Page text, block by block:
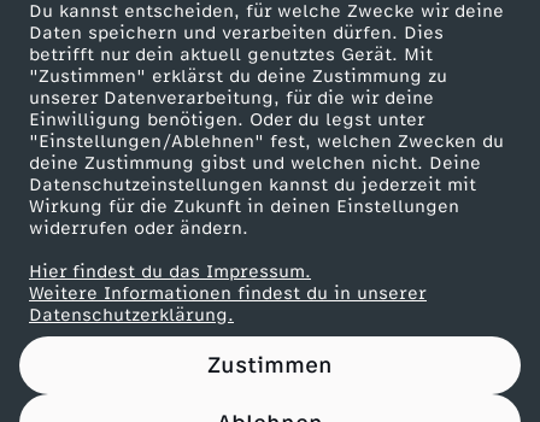
Du kannst entscheiden, für welche Zwecke wir deine
Daten speichern und verarbeiten dürfen. Dies
betrifft nur dein aktuell genutztes Gerät. Mit
"Zustimmen" erklärst du deine Zustimmung zu
unserer Datenverarbeitung, für die wir deine
Einwilligung benötigen. Oder du legst unter
"Einstellungen/Ablehnen" fest, welchen Zwecken du
deine Zustimmung gibst und welchen nicht. Deine
Datenschutzeinstellungen kannst du jederzeit mit
Wirkung für die Zukunft in deinen Einstellungen
widerrufen oder ändern.
Hier findest du das Impressum.
Weitere Informationen findest du in unserer
Datenschutzerklärung.
Zustimmen
a
n
g
s
t
u
ZDF goes Schule
Werbefernsehen
Mainzelmännchen
Partner